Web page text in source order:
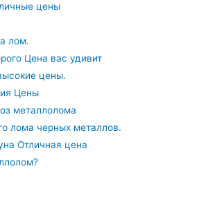
цены
лом.
Цена вас удивит
цены.
Цены
металлолома
лома черных металлов.
Отличная цена